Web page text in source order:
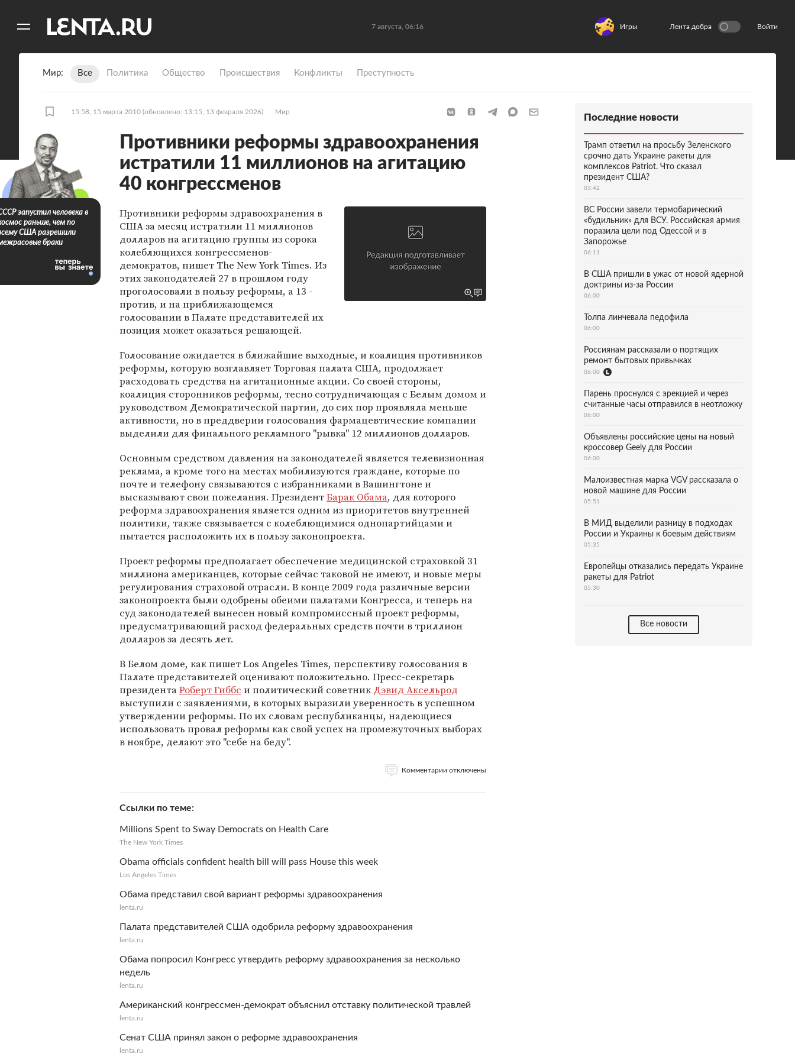
7 августа, 06:16 Игры Лента добра Войти
Мир Все Политика Общество Происшествия Конфликты Преступность
15:58, 15 марта 2010 (обновлено: 13:15, 13 февраля 2026) Мир
Противники реформы здравоохранения
истратили 11 миллионов на агитацию
40 конгрессменов
Противники реформы здравоохранения в
США за месяц истратили 11 миллионов
долларов на агитацию группы из сорока
колеблющихся конгрессменов-
демократов, пишет The New York Times. Из
этих законодателей 27 в прошлом году
проголосовали в пользу реформы, а 13 -
против, и на приближающемся
голосовании в Палате представителей их
позиция может оказаться решающей.
Голосование ожидается в ближайшие выходные, и коалиция противников
реформы, которую возглавляет Торговая палата США, продолжает
расходовать средства на агитационные акции. Со своей стороны,
коалиция сторонников реформы, тесно сотрудничающая с Белым домом и
руководством Демократической партии, до сих пор проявляла меньше
активности, но в преддверии голосования фармацевтические компании
выделили для финального рекламного "рывка" 12 миллионов долларов.
Основным средством давления на законодателей является телевизионная
реклама, а кроме того на местах мобилизуются граждане, которые по
почте и телефону связываются с избранниками в Вашингтоне и
высказывают свои пожелания. ПрезидентБарак Обама, для которого
реформа здравоохранения является одним из приоритетов внутренней
политики, также связывается с колеблющимися однопартийцами и
пытается расположить их в пользу законопроекта.
Проект реформы предполагает обеспечение медицинской страховкой 31
миллиона американцев, которые сейчас таковой не имеют, и новые меры
регулирования страховой отрасли. В конце 2009 года различные версии
законопроекта были одобрены обеими палатами Конгресса, и теперь на
суд законодателей вынесен новый компромиссный проект реформы,
предусматривающий расход федеральных средств почти в триллион
долларов за десять лет.
В Белом доме, как пишет Los Angeles Times, перспективу голосования в
Палате представителей оценивают положительно. Пресс-секретарь
президентаРоберт Гиббс и политический советник Дэвид Аксельрод
выступили с заявлениями, в которых выразили уверенность в успешном
утверждении реформы. По их словам республиканцы, надеющиеся
использовать провал реформы как свой успех на промежуточных выборах
в ноябре, делают это "себе на беду".
Комментарии отключены
Ссылки по теме
Millions Spent to Sway Democrats on Health Care
The New York Times
Obama officials confident health bill will pass House this week
Los Angeles Times
Обама представил свой вариант реформы здравоохранения
lenta.ru
Палата представителей США одобрила реформу здравоохранения
lenta.ru
Обама попросил Конгресс утвердить реформу здравоохранения за несколько
недель
lenta.ru
Американский конгрессмен-демократ объяснил отставку политической травлей
lenta.ru
Сенат США принял закон о реформе здравоохранения
lenta.ru
запустил человека в
раньше, чем по
США разрешили
браки
Последние новости
Трамп ответил на просьбу Зеленского
срочно дать Украине ракеты для
комплексов Patriot. Что сказал
президент США?
03:42
ВС России завели термобарический
«будильник» для ВСУ. Российская армия
поразила цели под Одессой и в
Запорожье
06:11
В США пришли в ужас от новой ядерной
доктрины из-за России
06:00
Толпа линчевала педофила
06:00
Россиянам рассказали о портящих
ремонт бытовых привычках
06:00
Парень проснулся с эрекцией и через
считанные часы отправился в неотложку
06:00
Объявлены российские цены на новый
кроссовер Geely для России
06:00
Малоизвестная марка VGV рассказала о
новой машине для России
05:51
В МИД выделили разницу в подходах
России и Украины к боевым действиям
05:35
Европейцы отказались передать Украине
ракеты для Patriot
05:30
Все новости